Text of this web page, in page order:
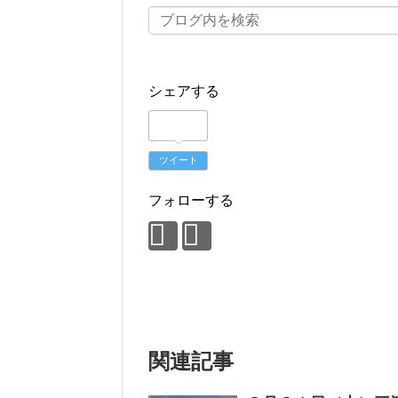
シェアする
ツイート
フォローする
関連記事